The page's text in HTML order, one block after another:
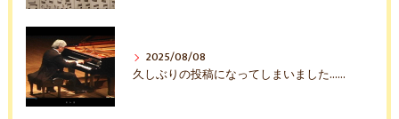
2025/08/08
久しぶりの投稿になってしまいました……